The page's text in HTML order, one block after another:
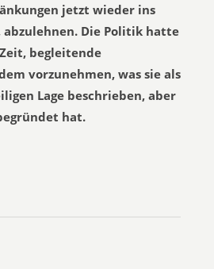
jetzt wieder ins
abzulehnen. Die Politik hatte
begleitende
vorzunehmen, was sie als
Lage beschrieben, aber
hat.